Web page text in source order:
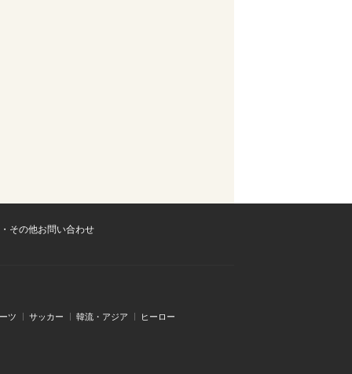
その他お問い合わせ
ツ サッカー 韓流・アジア ヒーロー